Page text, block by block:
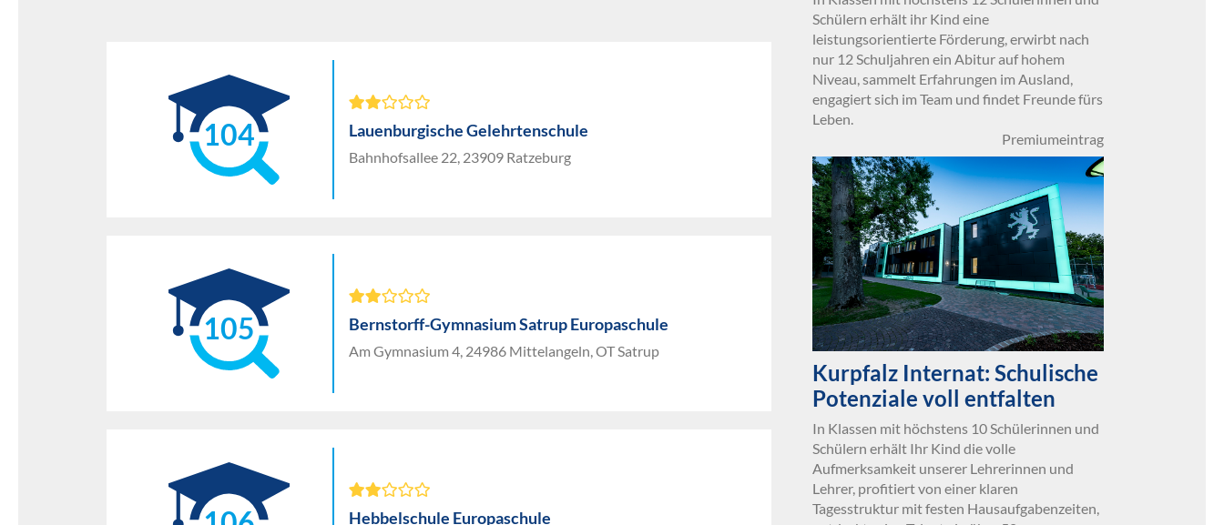
104 Lauenburgische Gelehrtenschule
Bahnhofsallee 22, 23909 Ratzeburg
105 Bernstorff-Gymnasium Satrup Europaschule
Am Gymnasium 4, 24986 Mittelangeln, OT Satrup
Hebbelschule Europaschule
Schülern erhält ihr Kind eine
leistungsorientierte Förderung, erwirbt nach
nur 12 Schuljahren ein Abitur auf hohem
Niveau, sammelt Erfahrungen im Ausland,
engagiert sich im Team und findet Freunde fürs
Leben.
Premiumeintrag
Kurpfalz Internat: Schulische
Potenziale voll entfalten
In Klassen mit höchstens 10 Schülerinnen und
Schülern erhält Ihr Kind die volle
Aufmerksamkeit unserer Lehrerinnen und
Lehrer, profitiert von einer klaren
Tagesstruktur mit festen Hausaufgabenzeiten,